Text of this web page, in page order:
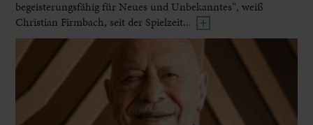
begeisterungsfähig für Neues und Unbekanntes“, weiß
Christian Firmbach, seit der Spielzeit...